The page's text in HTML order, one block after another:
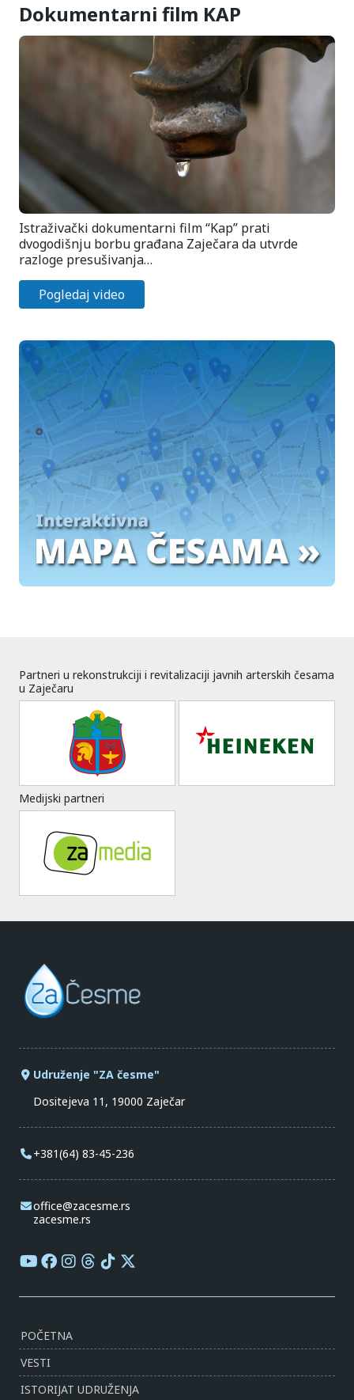
Dokumentarni film KAP
Istraživački dokumentarni film “Kap” prati
dvogodišnju borbu građana Zaječara da utvrde
razloge presušivanja…
Pogledaj video
Partneri u rekonstrukciji i revitalizaciji javnih arterskih česama
u Zaječaru
Medijski partneri
Udruženje "ZA česme"
Dositejeva 11, 19000 Zaječar
+381(64) 83-45-236
office@zacesme.rs
zacesme.rs
POČETNA
VESTI
ISTORIJAT UDRUŽENJA